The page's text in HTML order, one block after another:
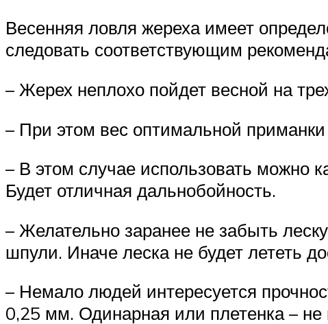
Весенняя ловля жереха имеет
следовать соответствующим
– Жерех неплохо пойдет весной на
– При этом вес оптимальной приманки
– В этом случае использовать можно
Будет отличная дальнобойность.
– Желательно заранее не забыть
шпули. Иначе леска не будет лететь
– Немало людей интересуется
0,25 мм. Одинарная или плетенка – не